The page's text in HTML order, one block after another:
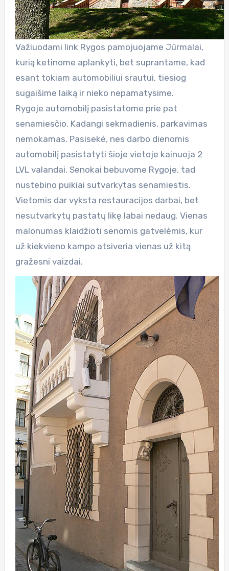
Važiuodami link Rygos pamojuojame Jūrmalai,
kurią ketinome aplankyti, bet suprantame, kad
esant tokiam automobiliui srautui, tiesiog
sugaišime laiką ir nieko nepamatysime.
Rygoje automobilį pasistatome prie pat
senamiesčio. Kadangi sekmadienis, parkavimas
nemokamas. Pasisekė, nes darbo dienomis
automobilį pasistatyti šioje vietoje kainuoja 2
LVL valandai. Senokai bebuvome Rygoje, tad
nustebino puikiai sutvarkytas senamiestis.
Vietomis dar vyksta restauracijos darbai, bet
nesutvarkytų pastatų likę labai nedaug. Vienas
malonumas klaidžioti senomis gatvelėmis, kur
už kiekvieno kampo atsiveria vienas už kitą
gražesni vaizdai.